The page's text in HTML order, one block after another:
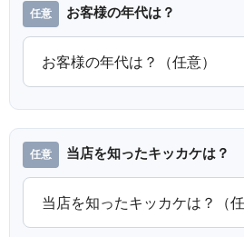
お客様の年代は？
当店を知ったキッカケは？